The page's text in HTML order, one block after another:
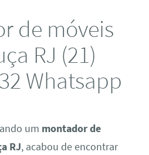
de móveis
RJ (21)
Whatsapp
um montador de
RJ, acabou de encontrar